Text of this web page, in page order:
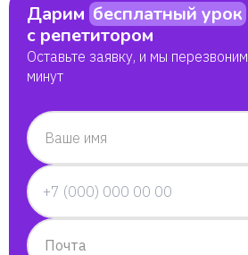
Дарим бесплатный урок
с репетитором
Оставьте заявку, и мы
минут
Ваше имя
Почта